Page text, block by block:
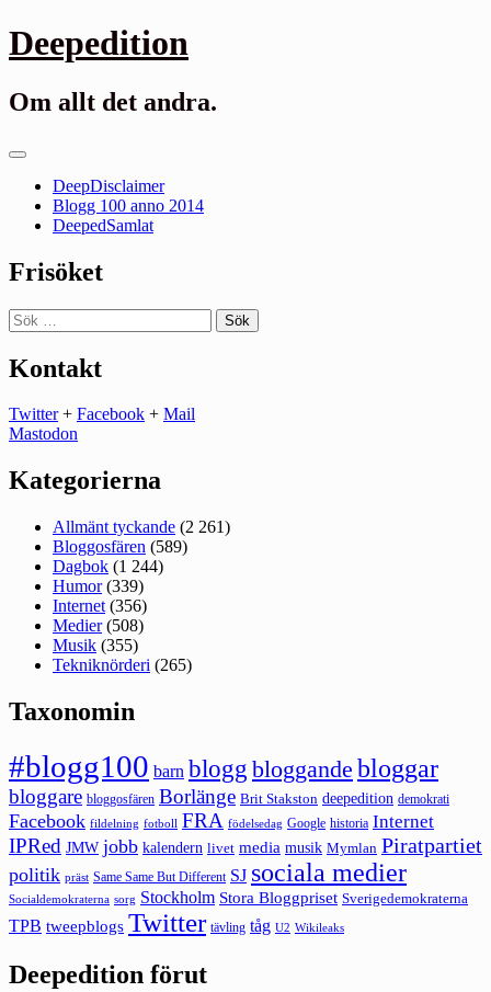
Gå
till
Deepedition
Om allt det andra.
Primär
DeepDisclaimer
Blogg 100 anno 2014
DeepedSamlat
Frisöket
Sök
efter:
Kontakt
Twitter+ Facebook + Mail
Mastodon
Kategorierna
Allmänt tyckande (2 261)
Bloggosfären (589)
Dagbok (1 244)
Humor(339)
Internet (356)
Medier(508)
Musik (355)
Tekniknörderi (265)
Taxonomin
#blogg100 barn blogg bloggande bloggar
bloggare bloggosfären Borlänge Brit Stakston deepedition demokrati
Facebook fildelning fotboll FRA födelsedag Google historia Internet
IPRed JMW jobb kalendern livet media musik Mymlan Piratpartiet
politik präst Same Same But Different SJ sociala medier
Socialdemokraterna sorg Stockholm Stora Bloggpriset Sverigedemokraterna
TPB tweepblogs Twitter tävling tåg U2 Wikileaks
Deepedition förut